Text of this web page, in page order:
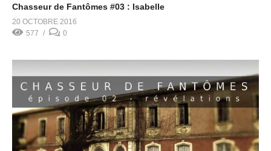
Chasseur de Fantômes #03 : Isabelle
20 OCTOBRE 2016
577
0